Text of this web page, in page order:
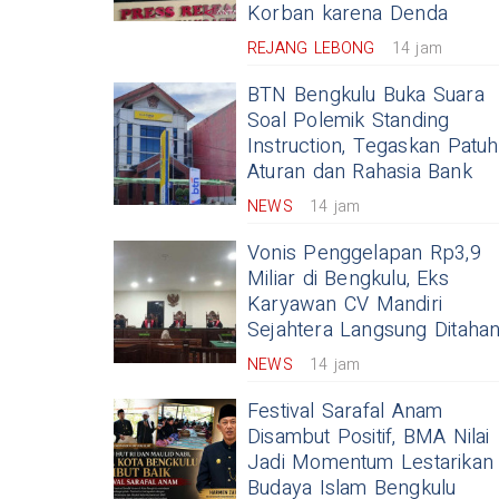
Korban karena Denda
REJANG LEBONG 14 jam
BTN Bengkulu Buka Suara
Soal Polemik Standing
Instruction, Tegaskan
Aturan dan Rahasia Bank
NEWS 14 jam
Vonis Penggelapan Rp3,9
Miliar di Bengkulu, Eks
Karyawan CV Mandiri
Sejahtera Langsung
NEWS 14 jam
Festival Sarafal Anam
Disambut Positif, BMA Nilai
Jadi Momentum Lestarikan
Budaya Islam Bengkulu